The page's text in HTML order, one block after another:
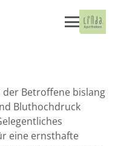
der Betroffene bislang
Bluthochdruck
eine ernsthafte